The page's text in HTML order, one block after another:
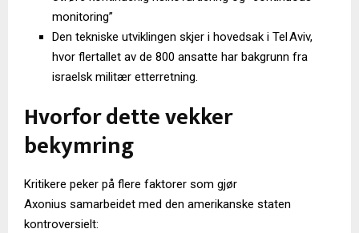
monitoring”
Den tekniske utviklingen skjer i hovedsak i Tel Aviv,
hvor flertallet av de 800 ansatte har bakgrunn fra
israelsk militær etterretning.
Hvorfor dette vekker
bekymring
Kritikere peker på flere faktorer som gjør
Axonius samarbeidet med den amerikanske staten
kontroversielt: